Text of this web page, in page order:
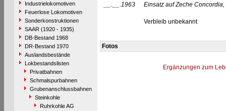
Industrielokomotiven
Feuerlose Lokomotiven
Sonderkonstruktionen
SAAR (1920 - 1935)
DB-Bestand 1968
DR-Bestand 1970
Auslandsbestände
Lokbestandslisten
Privatbahnen
Schmalspurbahnen
Grubenanschlussbahnen
Steinkohle
Ruhrkohle AG
__.__.1963
Einsatz auf Zeche
Verbleib unbekannt
Fotos
Ergänzungen zum